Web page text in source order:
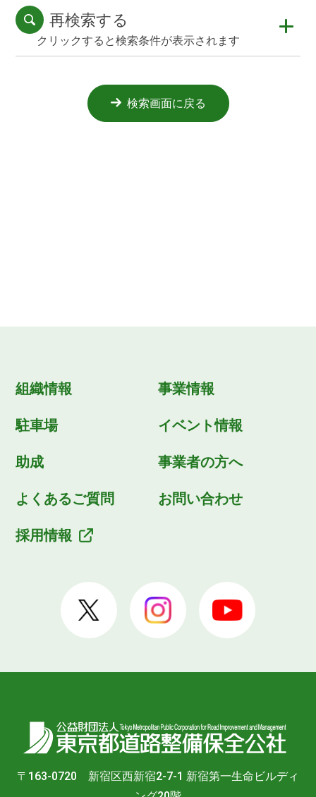
再検索する
クリックすると検索条件が表示されます
検索画面に戻る
組織情報 事業情報
駐車場 イベント情報
助成 事業者の方へ
よくあるご質問 お問い合わせ
採用情報
〒163-0720 新宿区西新宿2-7-1 新宿第一生命ビルディ